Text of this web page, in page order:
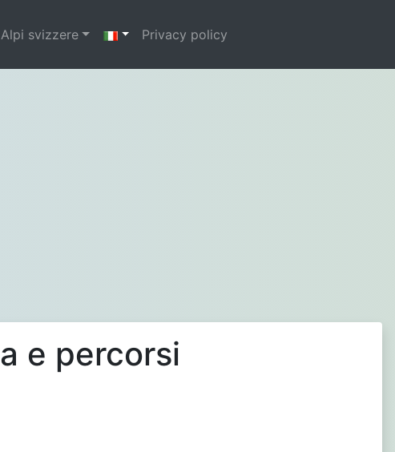
Alpi svizzere Privacy policy
e percorsi